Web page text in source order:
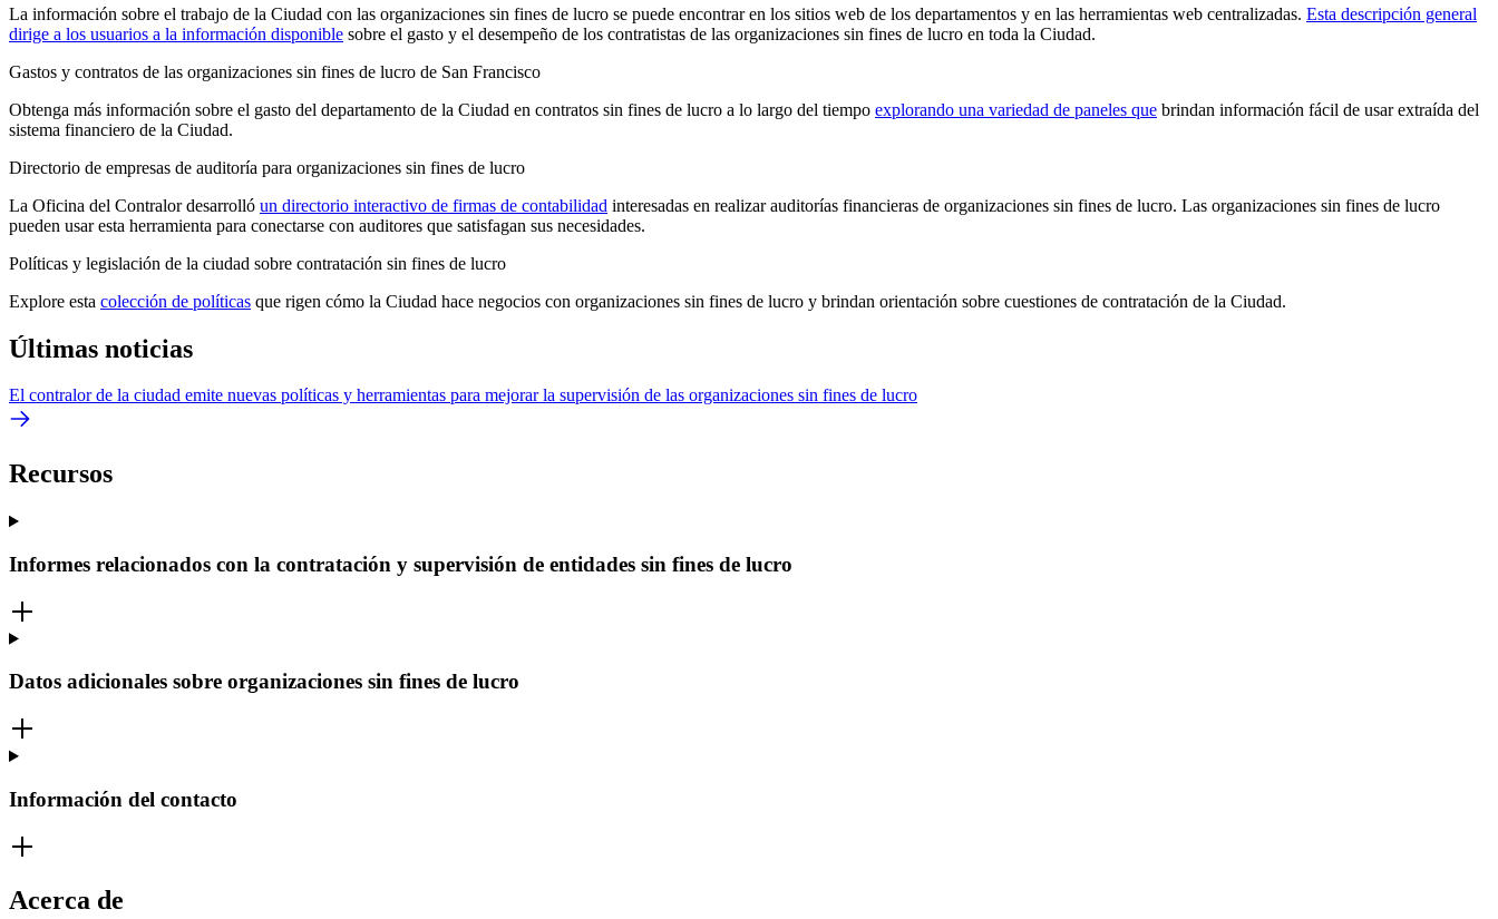
La información sobre el trabajo de la Ciudad con las organizaciones sin fines de lucro se puede encontrar en los sitios web de los departamentos y en las herramientas web centralizadas. Esta descripción general
dirige a los usuarios a la información disponible sobre el gasto y el desempeño de los contratistas de las organizaciones sin fines de lucro en toda la Ciudad.
Gastos y contratos de las organizaciones sin fines de lucro de San Francisco
Obtenga más información sobre el gasto del departamento de la Ciudad en contratos sin fines de lucro a lo largo del tiempo explorando una variedad de paneles que brindan información fácil de usar extraída del
sistema financiero de la Ciudad.
Directorio de empresas de auditoría para organizaciones sin fines de lucro
La Oficina del Contralor desarrolló un directorio interactivo de firmas de contabilidad interesadas en realizar auditorías financieras de organizaciones sin fines de lucro. Las organizaciones sin fines de lucro
pueden usar esta herramienta para conectarse con auditores que satisfagan sus necesidades.
Políticas y legislación de la ciudad sobre contratación sin fines de lucro
Explore esta colección de políticas que rigen cómo la Ciudad hace negocios con organizaciones sin fines de lucro y brindan orientación sobre cuestiones de contratación de la Ciudad.
Últimas noticias
El contralor de la ciudad emite nuevas políticas y herramientas para mejorar la supervisión de las organizaciones sin fines de lucro
Recursos
Informes relacionados con la contratación y supervisión de entidades sin fines de lucro
Datos adicionales sobre organizaciones sin fines de lucro
Información del contacto
Acerca de